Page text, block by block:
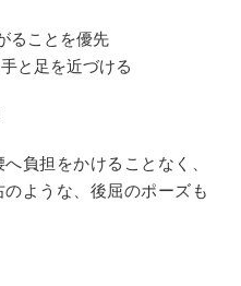
ることを優先
と足を近づける
負担をかけることなく、
のような、後屈のポーズも